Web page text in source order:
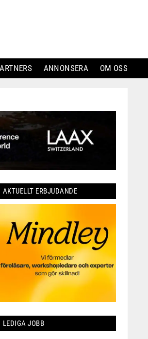
ANNONSERA OM OSS
AKTUELLT ERBJUDANDE
LEDIGA JOBB